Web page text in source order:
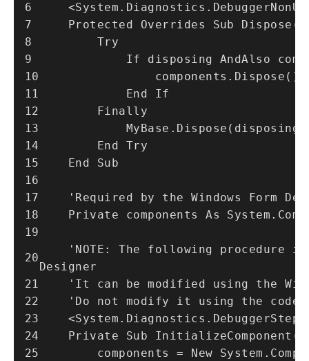
Protected Overrides Sub
        Try
If disposing
                components.Dispose()
            End If
        Finally
            MyBase.Dispose(disposing)
        End Try
    End Sub
'Required by the Windows Form
Private components As
Designer
'It can be modified using the
'Do not modify it using the code
    Private Sub InitializeComponent()
components = New